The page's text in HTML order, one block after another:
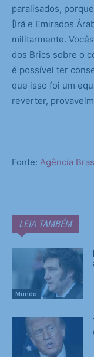
paralisados,
[Irã e Emirados
militarmente.
dos Brics sobre o
é possível ter
que isso foi um
reverter,
Fonte: Agência
LEIA TAMBÉM
Mundo